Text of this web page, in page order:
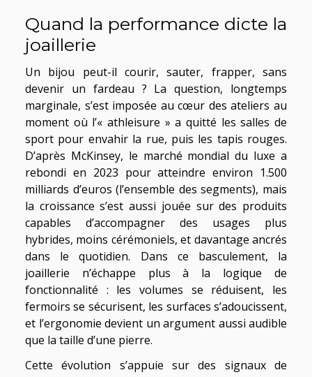
Quand la performance dicte la
joaillerie
Un bijou peut-il courir, sauter, frapper, sans
devenir un fardeau ? La question, longtemps
marginale, s’est imposée au cœur des ateliers au
moment où l’« athleisure » a quitté les salles de
sport pour envahir la rue, puis les tapis rouges.
D’après McKinsey, le marché mondial du luxe a
rebondi en 2023 pour atteindre environ 1.500
milliards d’euros (l’ensemble des segments), mais
la croissance s’est aussi jouée sur des produits
capables d’accompagner des usages plus
hybrides, moins cérémoniels, et davantage ancrés
dans le quotidien. Dans ce basculement, la
joaillerie n’échappe plus à la logique de
fonctionnalité : les volumes se réduisent, les
fermoirs se sécurisent, les surfaces s’adoucissent,
et l’ergonomie devient un argument aussi audible
que la taille d’une pierre.
Cette évolution s’appuie sur des signaux de